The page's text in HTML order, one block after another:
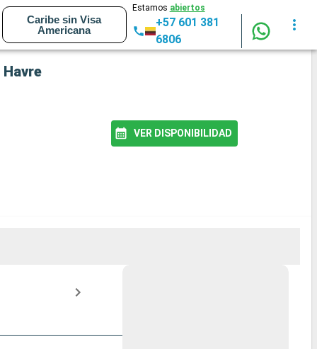
Caribe sin Visa
Americana
Estamos abiertos
+57 601 381
6806
VER DISPONIBILIDAD